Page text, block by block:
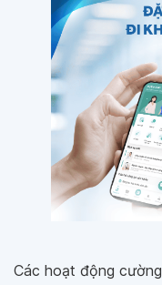
Các hoạt động